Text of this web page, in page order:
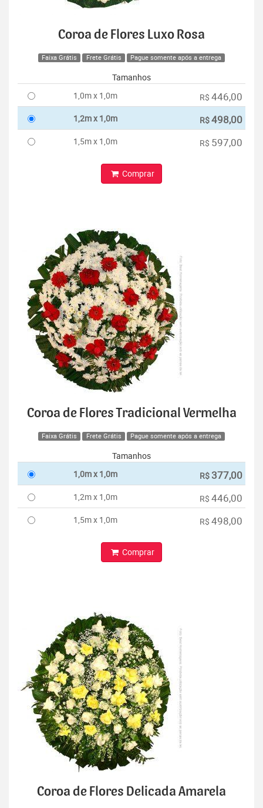
Coroa de Flores Luxo Rosa
Faixa Grátis Frete Grátis Pague somente após a entrega
Tamanhos
1,0m x 1,0m
R$ 446,00
1,2m x 1,0m R$498,00
1,5m x 1,0m R$ 597,00
Comprar
Coroa de Flores Tradicional Vermelha
Faixa Grátis Frete Grátis Pague somente após a entrega
Tamanhos
1,0m x 1,0m
R$ 377,00
1,2m x 1,0m R$ 446,00
1,5m x 1,0m R$ 498,00
Comprar
Coroa de Flores Delicada Amarela